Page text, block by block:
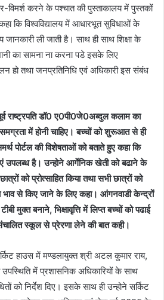
विमर्श करने के पश्चात की पुस्ताकालय में पुस्तकों
कि विश्वविद्यालय में आधारभूत सुविधाओं के
जानकारी ली जाती है। साथ ही साथ शिक्षा के
का सामना ना करना पडे इसके लिए
हो तथा जनप्रतिनिधि एवं अधिकारी इस संबंध
राष्ट्रपति डॉ0 ए0पी0जे0अब्दुल कलाम का
में होनी चाहिए। बच्चों को शुरूआत से ही
पोर्टल की विशेषताओं को बताते हुए कहा कि
उपलब्ध है। उन्होने आर्गेनिक खेती को बढाने के
को प्रोत्साहित किया तथा सभी छात्रों को
भाव से किए जाने के लिए कहा। आंगनवाडी केन्द्रों
मुक्त बनाने, भिक्षावृत्ति में लिप्त बच्चों को पढाई
स्कूल से प्रेरणा लेने की बात कही।
हाउस में मण्डलायुक्त श्री अटल कुमार राय,
में प्रशासनिक अधिकारियों के साथ
को निर्देश दिए। इसके साथ ही उन्होने सर्किट